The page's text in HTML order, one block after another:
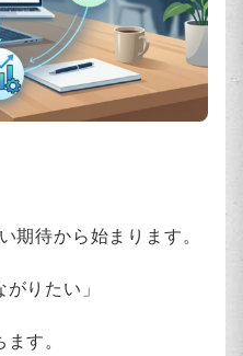
期待から始まります。
りたい」
す。